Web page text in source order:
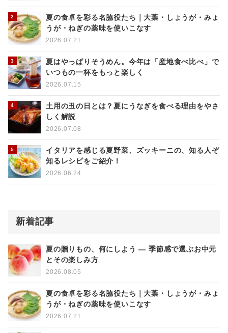
夏の食卓を彩る名脇役たち｜大葉・しょうが・みょ
うが・ねぎの薬味を使いこなす
2026.07.21
夏はやっぱりそうめん。今年は「産地食べ比べ」で
いつもの一杯をもっと楽しく
2026.07.15
土用の丑の日とは？夏にうなぎを食べる理由をやさ
しく解説
2026.07.08
イタリアを感じる夏野菜、ズッキーニの、知る人ぞ
知るレシピをご紹介！
2026.06.24
新着記事
夏の贈りもの、何にしよう ― 季節感で選ぶお中元
とその楽しみ方
2026.08.05
夏の食卓を彩る名脇役たち｜大葉・しょうが・みょ
うが・ねぎの薬味を使いこなす
2026.07.21